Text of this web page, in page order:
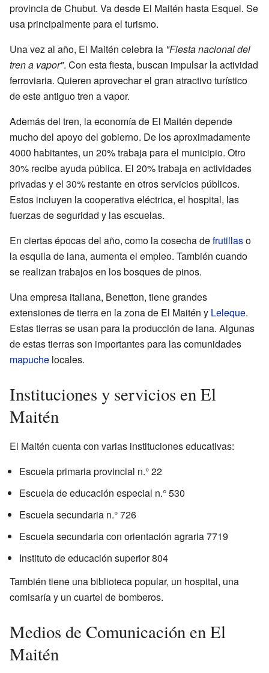
provincia de Chubut. Va desde El Maitén hasta Esquel. Se
usa principalmente para el turismo.
Una vez al año, El Maitén celebra la "Fiesta nacional del
tren a vapor". Con esta fiesta, buscan impulsar la actividad
ferroviaria. Quieren aprovechar el gran atractivo turístico
de este antiguo tren a vapor.
Además del tren, la economía de El Maitén depende
mucho del apoyo del gobierno. De los aproximadamente
4000 habitantes, un 20% trabaja para el municipio. Otro
30% recibe ayuda pública. El 20% trabaja en actividades
privadas y el 30% restante en otros servicios públicos.
Estos incluyen la cooperativa eléctrica, el hospital, las
fuerzas de seguridad y las escuelas.
En ciertas épocas del año, como la cosecha defrutillaso
la esquila de lana, aumenta el empleo. También cuando
se realizan trabajos en los bosques de pinos.
Una empresa italiana, Benetton, tiene grandes
extensiones de tierra en la zona de El Maitén y Leleque.
Estas tierras se usan para la producción de lana. Algunas
de estas tierras son importantes para las comunidades
mapuche locales.
Instituciones y servicios en El
Maitén
El Maitén cuenta con varias instituciones educativas:
Escuela primaria provincial n.° 22
Escuela de educación especial n.° 530
Escuela secundaria n.° 726
Escuela secundaria con orientación agraria 7719
Instituto de educación superior 804
También tiene una biblioteca popular, un hospital, una
comisaría y un cuartel de bomberos.
Medios de Comunicación en El
Maitén